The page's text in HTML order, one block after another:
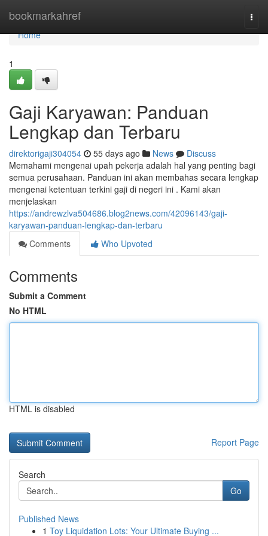
bookmarkahref
Home
Home
1
Gaji Karyawan: Panduan
Lengkap dan Terbaru
direktorigaji304054 55 days ago News
Discuss
Memahami mengenai upah pekerja adalah hal yang penting bagi
semua perusahaan. Panduan ini akan membahas secara lengkap
mengenai ketentuan terkini gaji di negeri ini . Kami akan
menjelaskan
https://andrewzlva504686.blog2news.com/42096143/gaji-
karyawan-panduan-lengkap-dan-terbaru
Comments
Who Upvoted
Comments
Submit a Comment
No HTML
HTML is disabled
Report Page
Search
Go
Published News
1 Toy Liquidation Lots: Your Ultimate Buying ...